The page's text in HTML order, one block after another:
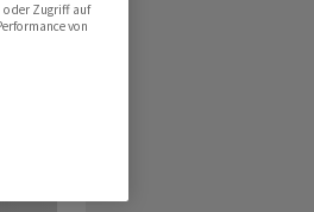
oder Zugriff auf
von